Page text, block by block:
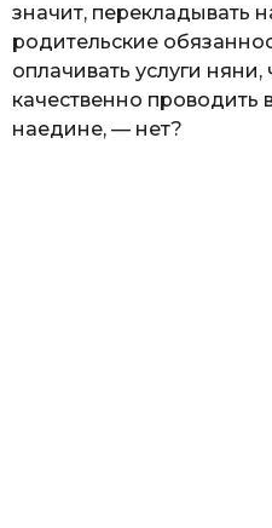
значит, перекладывать
родительские
оплачивать услуги няни,
качественно проводить
наедине, — нет?